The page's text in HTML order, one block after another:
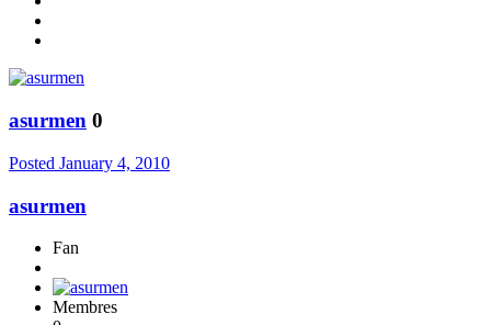
asurmen 0
Posted January 4, 2010
asurmen
Fan
Membres